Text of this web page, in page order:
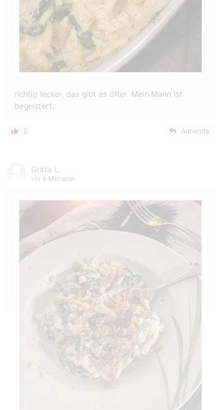
richtig lecker, das gibt es öfter. Mein Mann ist
begeistert.
2 Antworte
Gritta L.
vor 6 Monaten